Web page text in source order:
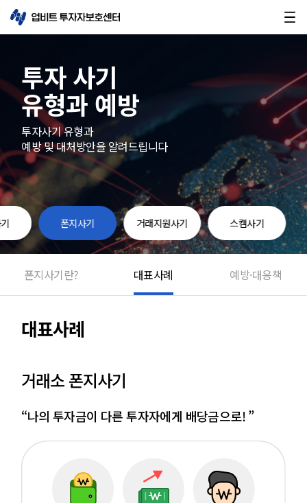
투자 사기
유형과 예방
투자사기 유형과
예방 및 대처방안을 알려드립니다
폰지사기 거래지원사기 스캠사기
폰지사기란? 대표사례 예방·대응책
대표사례
거래소 폰지사기
“나의 투자금이 다른 투자자에게 배당금으로! ”